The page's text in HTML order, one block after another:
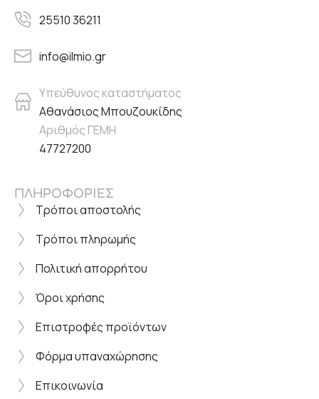
25510 36211
info@ilmio.gr
Υπεύθυνος καταστήματος
Αθανάσιος Μπουζουκίδης
Αριθμός ΓΕΜΗ
47727200
ΠΛΗΡΟΦΟΡΙΕΣ
Τρόποι αποστολής
Τρόποι πληρωμής
Πολιτική απορρήτου
Όροι χρήσης
Επιστροφές προϊόντων
Φόρμα υπαναχώρησης
Επικοινωνία